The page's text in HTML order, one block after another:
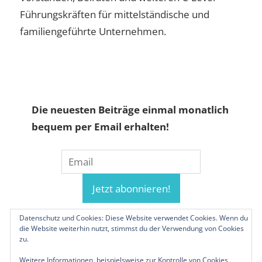
Führungskräften für mittelständische und
familiengeführte Unternehmen.
Die neuesten Beiträge einmal monatlich
bequem per Email erhalten!
Datenschutz und Cookies: Diese Website verwendet Cookies. Wenn du
die Website weiterhin nutzt, stimmst du der Verwendung von Cookies
zu.
Weitere Informationen, beispielsweise zur Kontrolle von Cookies,